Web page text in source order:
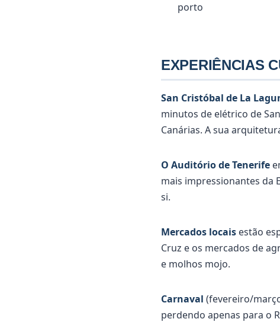
porto
EXPERIÊNCIAS
San Cristóbal de La
minutos de elétrico de
Canárias. A sua
O Auditório de Tenerife
mais impressionantes da
si.
Mercados locais estão
Cruz e os mercados de
e molhos mojo.
Carnaval (fevereiro/
perdendo apenas para o